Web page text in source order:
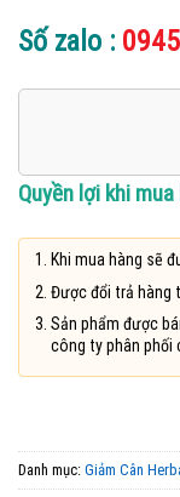
Số zalo :
Quyền lợi khi
Khi mua hàng sẽ
Được đổi trả hàng
Sản phẩm được
công ty phân phối
Danh mục: Giảm Cân